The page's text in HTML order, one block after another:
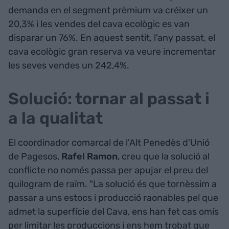
demanda en el segment prèmium va créixer un
20,3% i les vendes del cava ecològic es van
disparar un 76%. En aquest sentit, l'any passat, el
cava ecològic gran reserva va veure incrementar
les seves vendes un 242,4%.
Solució: tornar al passat i
a la qualitat
El coordinador comarcal de l'Alt Penedès d'Unió
de Pagesos, Rafel Ramon, creu que la solució al
conflicte no només passa per apujar el preu del
quilogram de raïm. "La solució és que tornèssim a
passar a uns estocs i producció raonables pel que
admet la superfície del Cava, ens han fet cas omís
per limitar les produccions i ens hem trobat que